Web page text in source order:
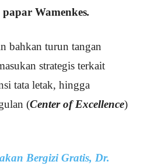
papar Wamenkes.
bahkan turun tangan
strategis terkait
tata letak, hingga
(Center of Excellence)
Bergizi Gratis, Dr.